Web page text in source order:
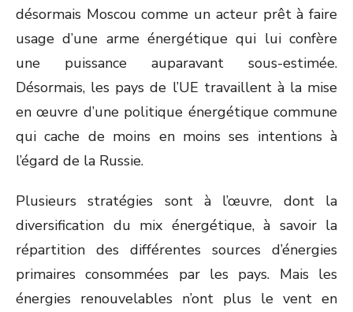
désormais Moscou comme un acteur prêt à faire
usage d’une arme énergétique qui lui confère
une puissance auparavant sous-estimée.
Désormais, les pays de l’UE travaillent à la mise
en œuvre d’une politique énergétique commune
qui cache de moins en moins ses intentions à
l’égard de la Russie.
Plusieurs stratégies sont à l’œuvre, dont la
diversification du mix énergétique, à savoir la
répartition des différentes sources d’énergies
primaires consommées par les pays. Mais les
énergies renouvelables n’ont plus le vent en